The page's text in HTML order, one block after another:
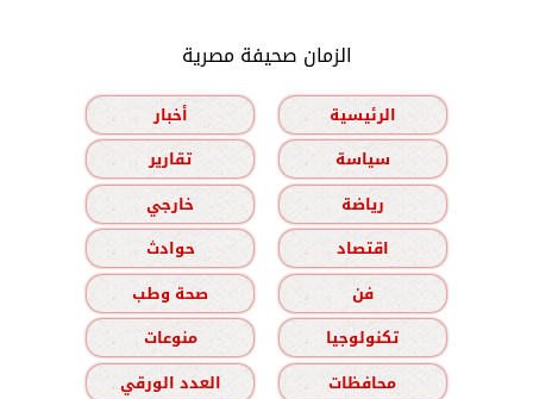
الزمان صحيفة مصرية
الرئيسية
أخبار
سياسة
تقارير
رياضة
خارجي
اقتصاد
حوادث
فن
صحة وطب
تكنولوجيا
منوعات
محافظات
العدد الورقي